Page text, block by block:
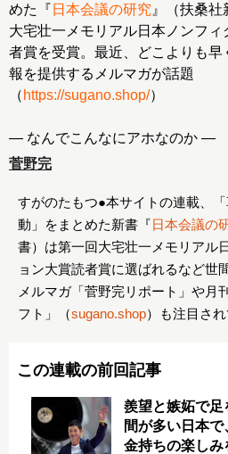
めた『 日本会議の研究 』（扶桑社
大宅壮一メモリアル日本ノンフィ
者賞を受賞。最近、どこよりも早
報を提供するメルマガが話題
（ https://sugano.shop/）
― なんでこんなにアホなのか ―
菅野完
すがのたもつ●本サイトの連載、
動」をまとめた新書『日本会議の
書）は第一回大宅壮一メモリアル
ョン大賞読者賞に選ばれるなど世
メルマガ「菅野完リポート」や月
フト」（sugano.shop）も注目さ
この連載の前回記事
羨望と嫉妬で足
間が多い日本で
金持ちの楽しみ